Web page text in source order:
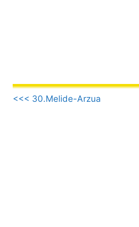
.
<<< 30.Melide-Arzua